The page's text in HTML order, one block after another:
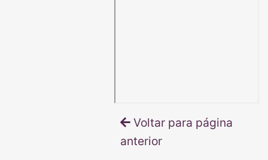
Voltar para página
anterior